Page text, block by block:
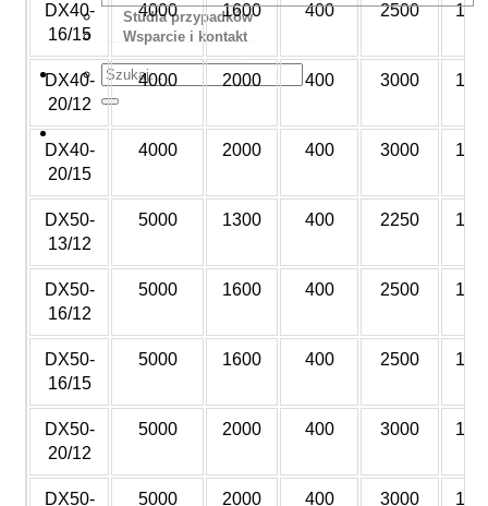
Studia przypadków
Wsparcie i kontakt
Wycena
DX40-
16/15
4000 1600 400 2500
DX40-
20/12
4000 2000 400 3000
DX40-
20/15
4000 2000 400 3000
DX50-
13/12
5000 1300 400 2250
DX50-
16/12
5000 1600 400 2500
DX50-
16/15
5000 1600 400 2500
DX50-
20/12
5000 2000 400 3000
DX50- 5000 2000 400 3000